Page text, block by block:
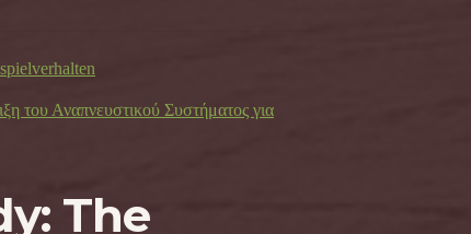
του Αναπνευστικού Συστήματος για
The